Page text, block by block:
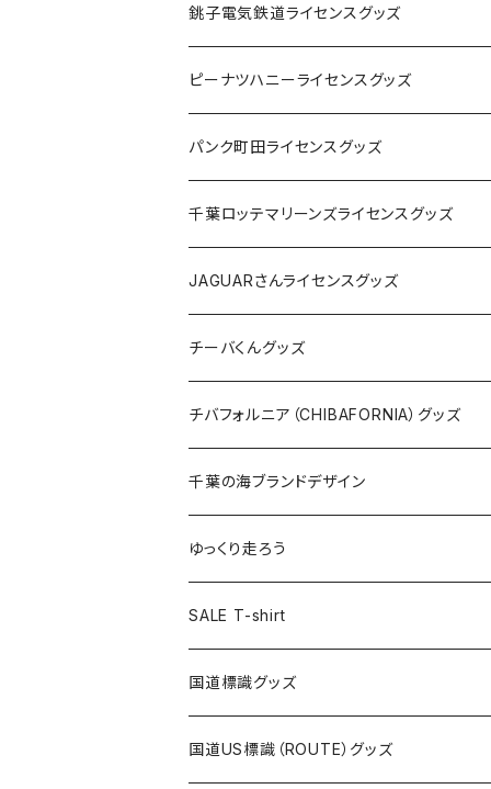
Tシャツ
キャップ
ステッカー
缶バッジ
ホテルキーホルダー
銚子電気鉄道ライセンスグッズ
ステッカー
缶バッジ
アクリルキーホルダー
ホテルキーホルダー
クリアファイル
Tシャツ
キャップ
トートバッグ
ランチバッグ
エコバッグ
ピーナツハニーライセンスグッズ
Tシャツ
キャップ
バッグ
ステッカー
缶バッジ
キーホルダー
クリアファイル
パンク町田ライセンスグッズ
Tシャツ
キャップ
バッグ
ステッカー
缶バッジ
キーホルダー
クリアファイル
千葉ロッテマリーンズライセンスグッズ
ステッカー
ステッカー
ステッカー大
缶バッジ
缶バッジ32mm
缶バッジ54mm
エコバッグ
JAGUARさんコラボグッズ
Tシャツ
ステッカー
サコッシュ
ホテルキーホルダー
モーテルキーホルダー
トートバッグ
JAGUARさんライセンスグッズ
Tシャツ
ステッカー
缶バッジ
クリアファイル
マスク
エコバッグ
千葉ロッテマリーンズコラボ
チーバくんグッズ
Tシャツ
キャップ
エコバッグ
ステッカー
モーテルキーホルダー
ホテルキーホルダー
チバフォルニア（CHIBAFORNIA）グッズ
Tシャツ
キャップ
ステッカー
ホテルキーホルダー
千葉の海ブランドデザイン
Tシャツ
キャップ
ステッカー
ゆっくり走ろう
Tシャツ
ステッカー
ホテルキーホルダー
SALE T-shirt
国道標識グッズ
ステッカー
国道US標識（ROUTE）グッズ